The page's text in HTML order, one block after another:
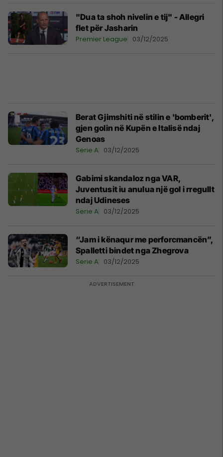
"Dua ta shoh nivelin e tij" - Allegri
flet për Jasharin
Premier League 03/12/2025
Berat Gjimshiti në stilin e 'bomberit',
gjen golin në Kupën e Italisë ndaj
Genoas
Serie A 03/12/2025
Gabimi skandaloz nga VAR,
Juventusit iu anulua një gol i rregullt
ndaj Udineses
Serie A 03/12/2025
“Jam i kënaqur me perforcmancën”,
Spalletti bindet nga Zhegrova
Serie A 03/12/2025